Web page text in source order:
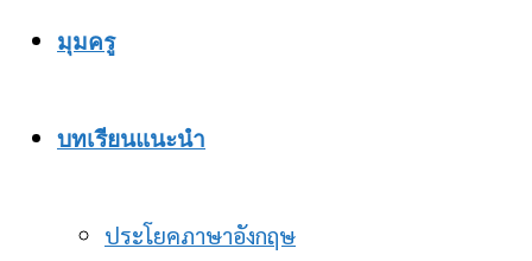
มุมครู
บทเรียนแนะนำ
ประโยคภาษาอังกฤษ